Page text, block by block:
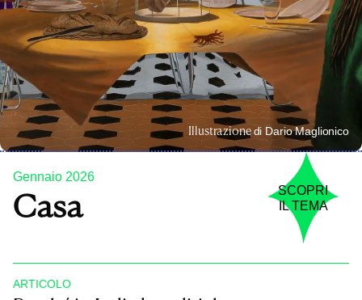
Illustrazionedi Dario Maglionico
Gennaio 2026
Casa
SCOPRI
IL TEMA
ARTICOLO